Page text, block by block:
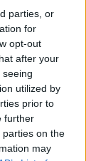
parties, or
for
opt-out
after your
utilized by
prior to
further
on the
may
priorità»
la